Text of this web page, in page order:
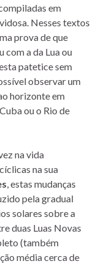
em
Nesses textos
prova de que
com a da Lua ou
patetice sem
observar um
horizonte em
ou o Rio de
na vida
na sua
, estas mudanças
pela gradual
solares sobre a
duas Luas Novas
(também
média cerca de